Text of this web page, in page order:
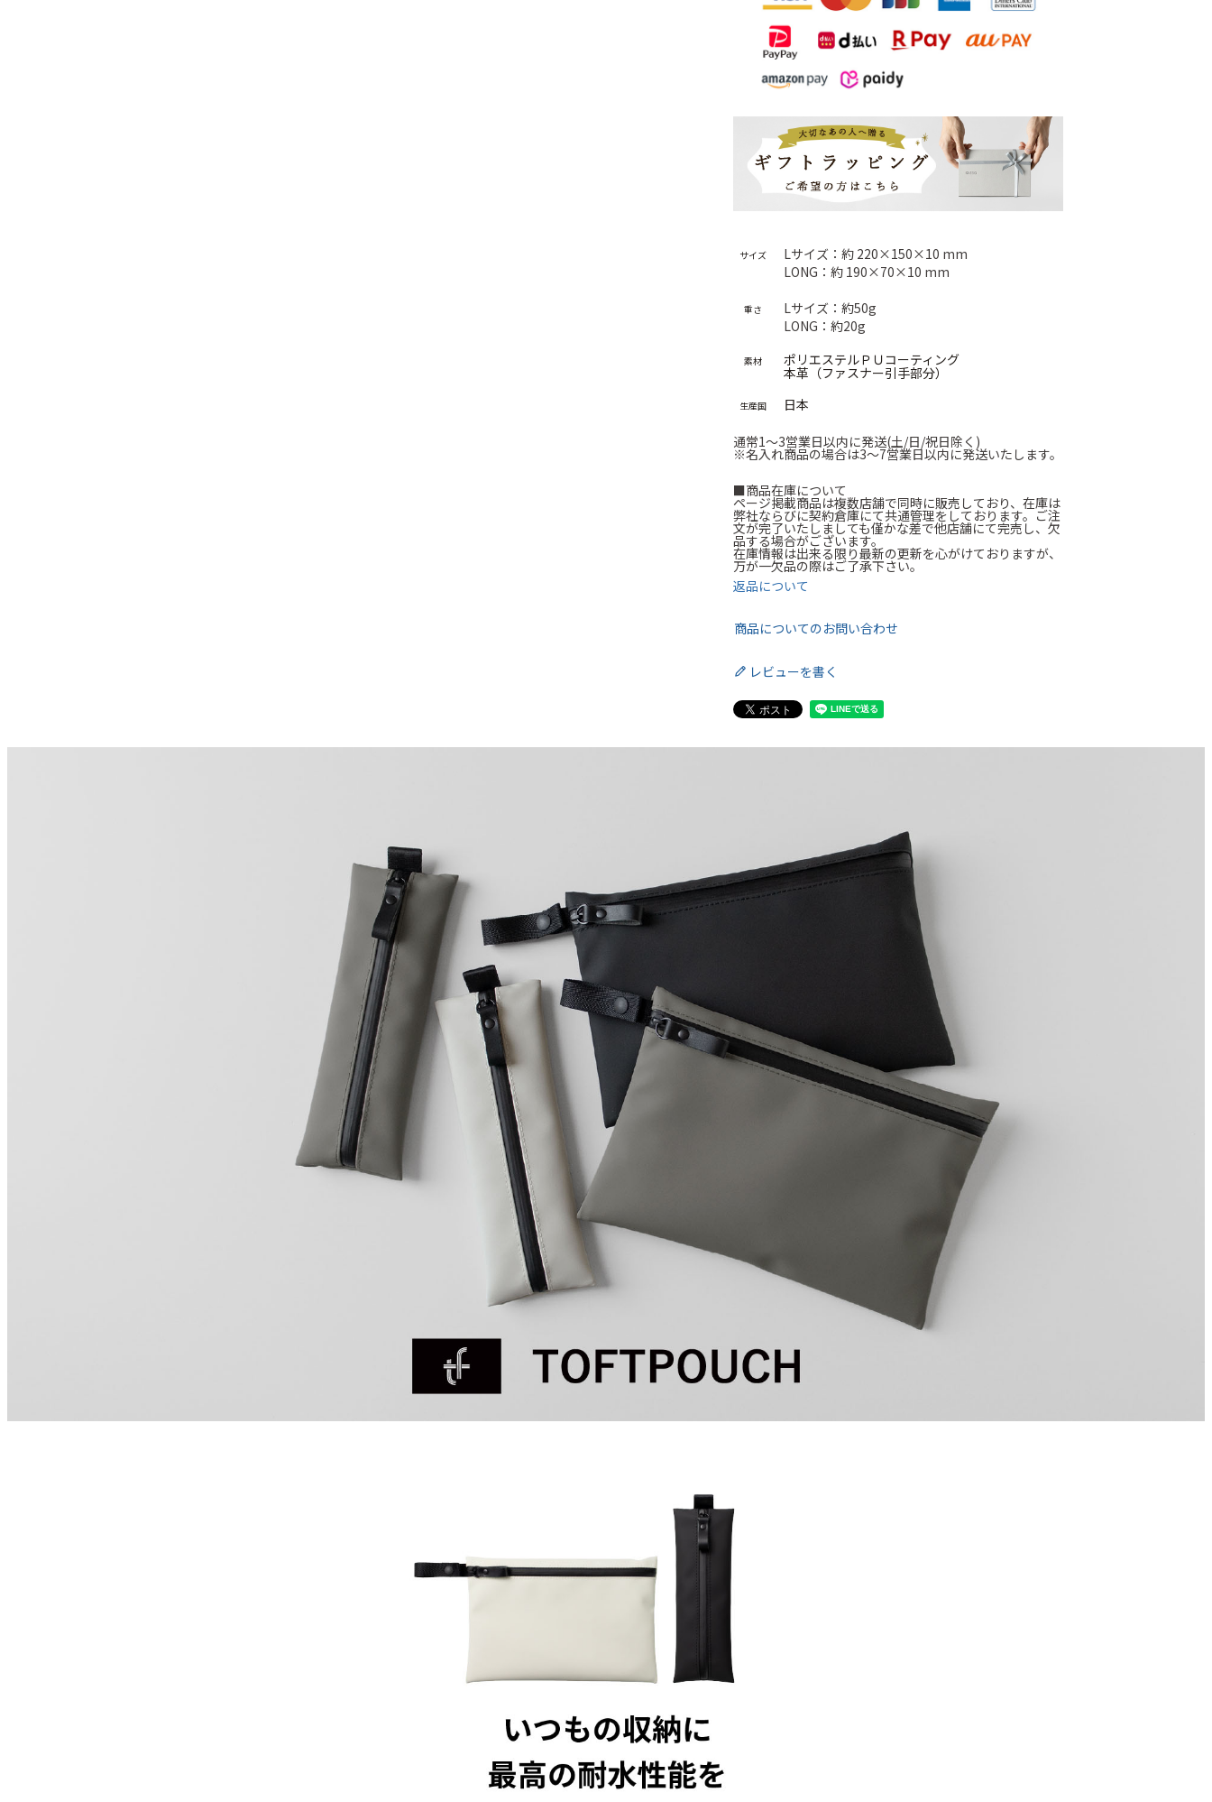
サイズ
Lサイズ：約 220×150×10 mm
LONG：約 190×70×10 mm
重さ
Lサイズ：約50g
LONG：約20g
素材 ポリエステルＰＵコーティング
本革（ファスナー引手部分）
生産国 日本
通常1～3営業日以内に発送(土/日/祝日除く)
※名入れ商品の場合は3～7営業日以内に発送いたします。
■商品在庫について
ページ掲載商品は複数店舗で同時に販売しており、在庫は
弊社ならびに契約倉庫にて共通管理をしております。ご注
文が完了いたしましても僅かな差で他店舗にて完売し、欠
品する場合がございます。
在庫情報は出来る限り最新の更新を心がけておりますが、
万が一欠品の際はご了承下さい。
返品について
商品についてのお問い合わせ
レビューを書く